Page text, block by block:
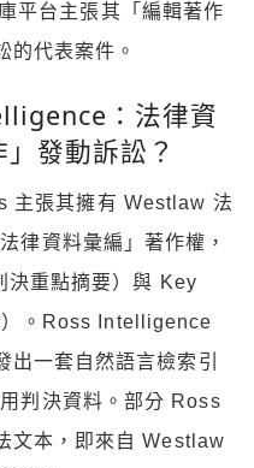
平台主張其「編輯著作
的代表案件。
：法律資
發動訴訟？
主張其擁有 Westlaw 法
律資料彙編」著作權，
重點摘要）與 Key
。Ross Intelligence
一套自然語言檢索引
判決資料。部分 Ross
文本，即來自 Westlaw